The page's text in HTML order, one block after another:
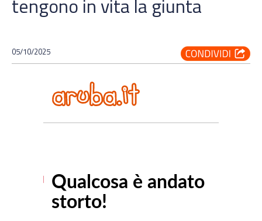
tengono in vita la giunta
05/10/2025